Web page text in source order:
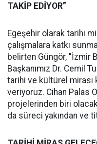
TAKİP EDİYOR”
Egeşehir olarak tarihi
çalışmalara katkı
belirten Güngör, "İzmir
Başkanımız Dr. Cemil
tarihi ve kültürel mirası
veriyoruz. Cihan Palas
projelerinden biri
da süreci yakından ve